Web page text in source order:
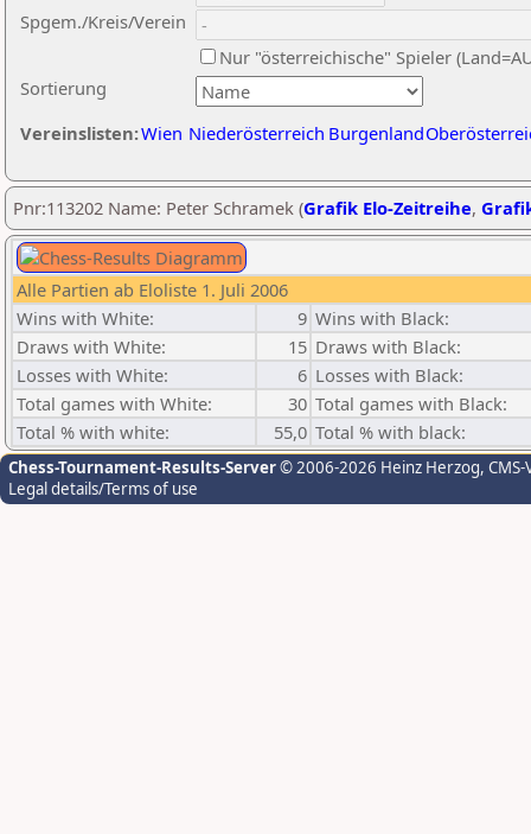
Sortierung
Spgem./Kreis/Verein
Nur "österreichische" Spieler
Vereinslisten:Wien Niederösterreich Burgenland
Pnr:113202 Name: Peter Schramek (Grafik Elo-Zeitreihe,
Alle Partien ab Eloliste 1. Juli 2006
Wins with White:
9 Wins with Black:
Draws with White:
15 Draws with Black:
Losses with White:
6 Losses with Black:
Total games with White:
30 Total games with Black:
Total % with white:
55,0 Total % with black:
Chess-Tournament-Results-Server© 2006-2026 Heinz Herzog,
Legal details/Terms of use